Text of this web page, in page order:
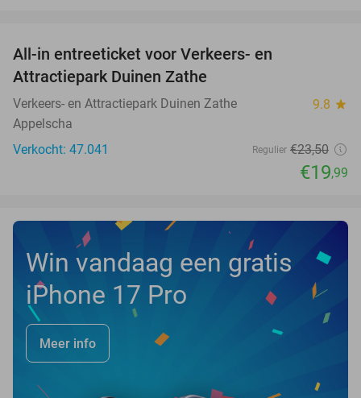
All-in entreeticket voor Verkeers- en
Attractiepark Duinen Zathe
Verkeers- en Attractiepark Duinen Zathe 9.8 star
Appelscha
Verkocht: 47.041
Regulier €23,50
€19,99
Win vandaag een gratis
iPhone 17 Pro
Meer info